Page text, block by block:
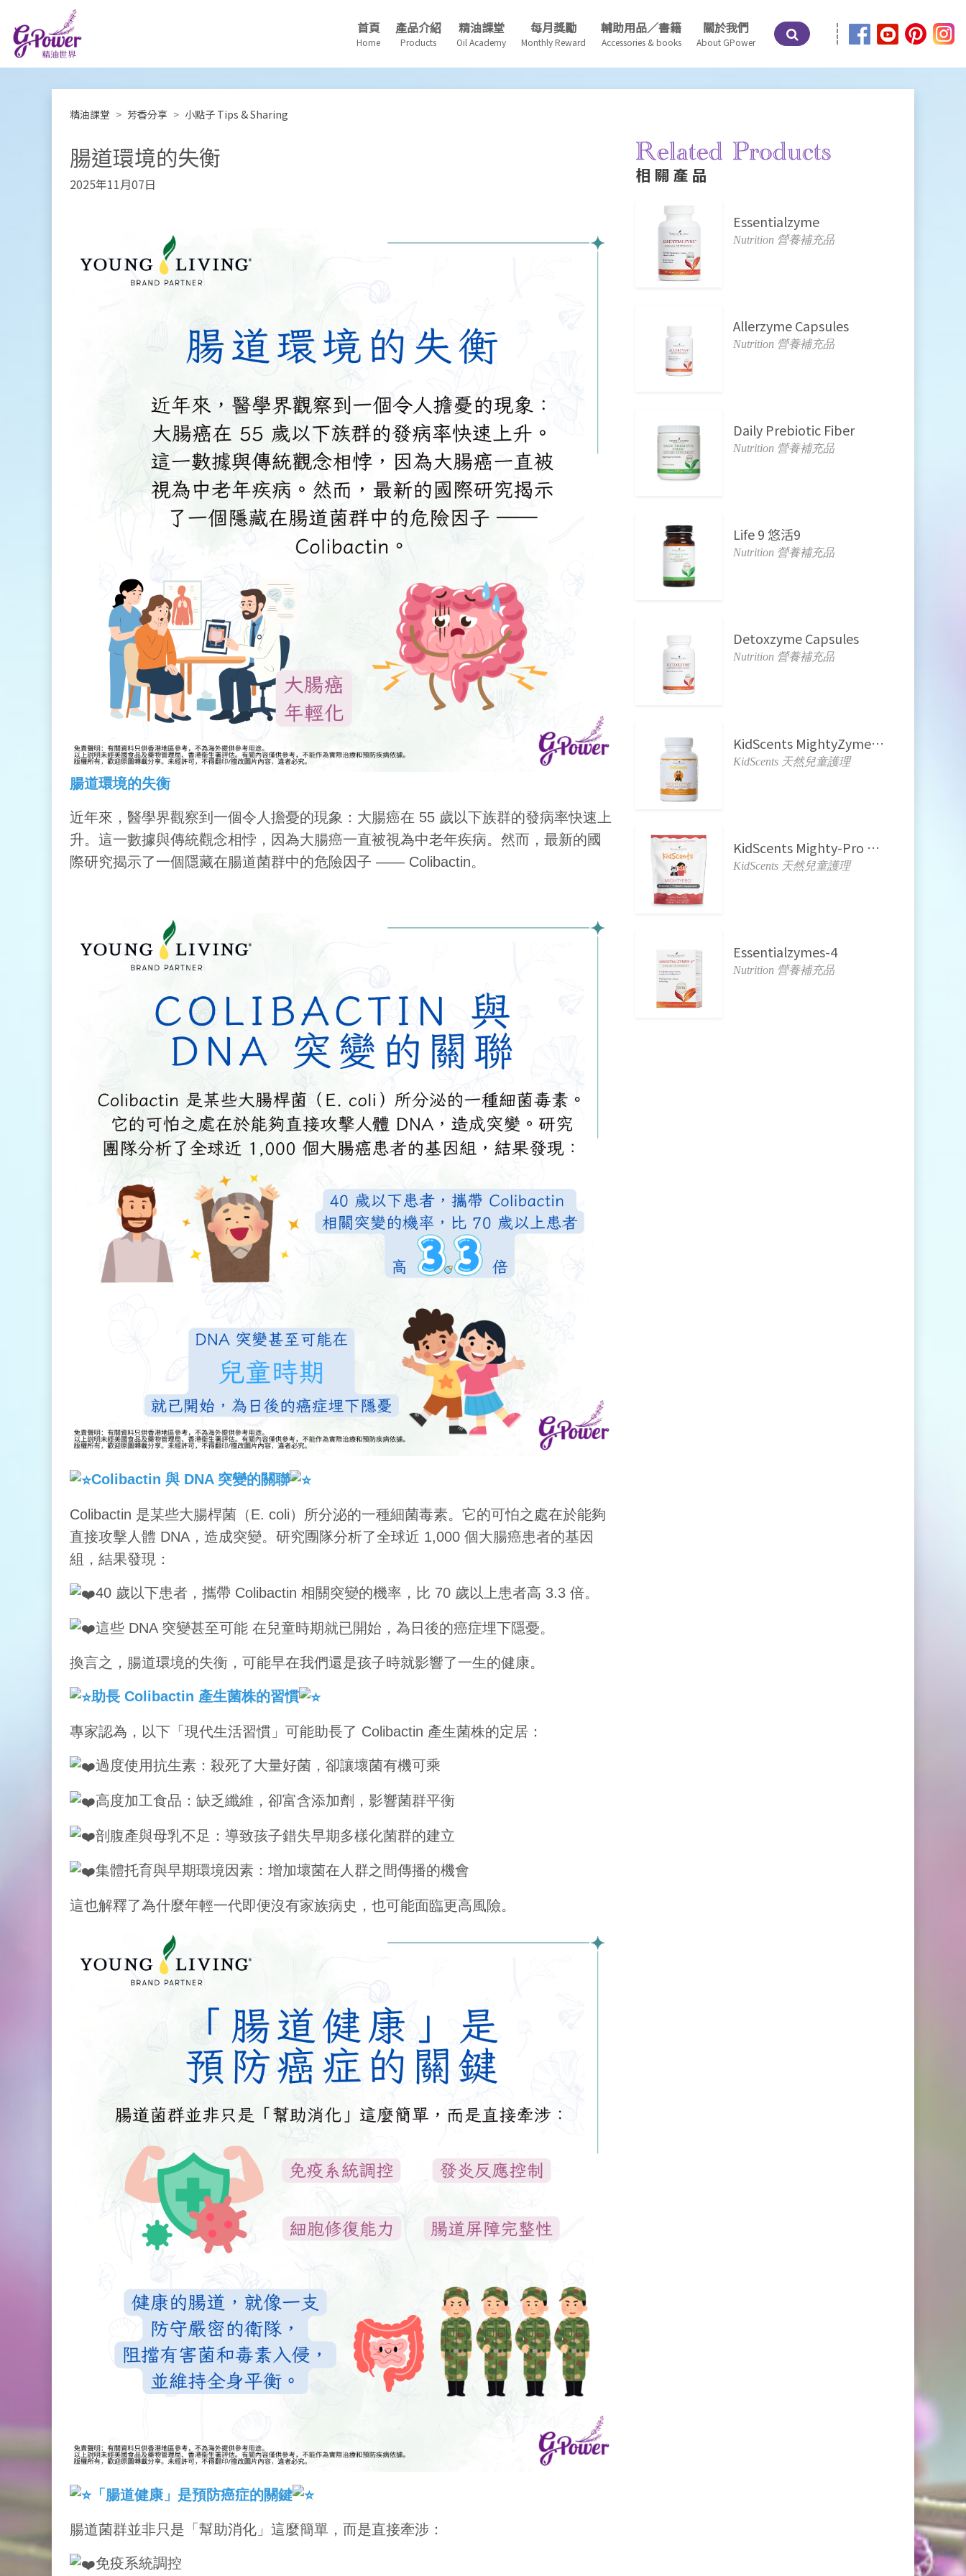
首頁
Home
產品介紹
Products
精油課堂
Oil Academy
每月獎勵
Monthly Reward
輔助用品／書籍
Accessories & books
關於我們
About GPower
精油課堂 芳香分享 小點子 Tips & Sharing
腸道環境的失衡
2025年11月07日
腸道環境的失衡
近年來，醫學界觀察到一個令人擔憂的現象：大腸癌在 55 歲以下族群的發病率快速上
升。這一數據與傳統觀念相悖，因為大腸癌一直被視為中老年疾病。然而，最新的國
際研究揭示了一個隱藏在腸道菌群中的危險因子 —— Colibactin。
Colibactin 與 DNA 突變的關聯
Colibactin 是某些大腸桿菌（E. coli）所分泌的一種細菌毒素。它的可怕之處在於能夠
直接攻擊人體 DNA，造成突變。研究團隊分析了全球近 1,000 個大腸癌患者的基因
組，結果發現：
40 歲以下患者，攜帶 Colibactin 相關突變的機率，比 70 歲以上患者高 3.3 倍。
這些 DNA 突變甚至可能 在兒童時期就已開始，為日後的癌症埋下隱憂。
換言之，腸道環境的失衡，可能早在我們還是孩子時就影響了一生的健康。
助長 Colibactin 產生菌株的習慣
專家認為，以下「現代生活習慣」可能助長了 Colibactin 產生菌株的定居：
過度使用抗生素：殺死了大量好菌，卻讓壞菌有機可乘
高度加工食品：缺乏纖維，卻富含添加劑，影響菌群平衡
剖腹產與母乳不足：導致孩子錯失早期多樣化菌群的建立
集體托育與早期環境因素：增加壞菌在人群之間傳播的機會
這也解釋了為什麼年輕一代即便沒有家族病史，也可能面臨更高風險。
「腸道健康」是預防癌症的關鍵
腸道菌群並非只是「幫助消化」這麼簡單，而是直接牽涉：
免疫系統調控
相關產品
Essentialzyme
Nutrition 營養補充品
Allerzyme Capsules
Nutrition 營養補充品
Daily Prebiotic Fiber
Nutrition 營養補充品
Life 9 悠活9
Nutrition 營養補充品
Detoxzyme Capsules
Nutrition 營養補充品
KidScents MightyZyme Chewable Tablets 兒童酵素
KidScents 天然兒童護理
KidScents Mighty-Pro 兒童益生菌
KidScents 天然兒童護理
Essentialzymes-4
Nutrition 營養補充品